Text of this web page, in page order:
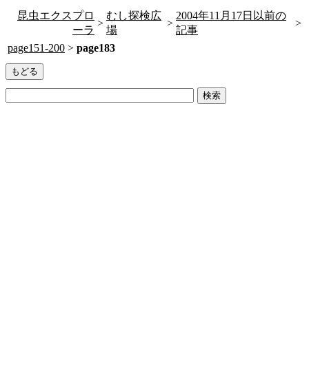
昆虫エクスプロ
ーラ
>
むし探検広
場
>
2004年11月17日以前の
記事
>
page151-200 > page183